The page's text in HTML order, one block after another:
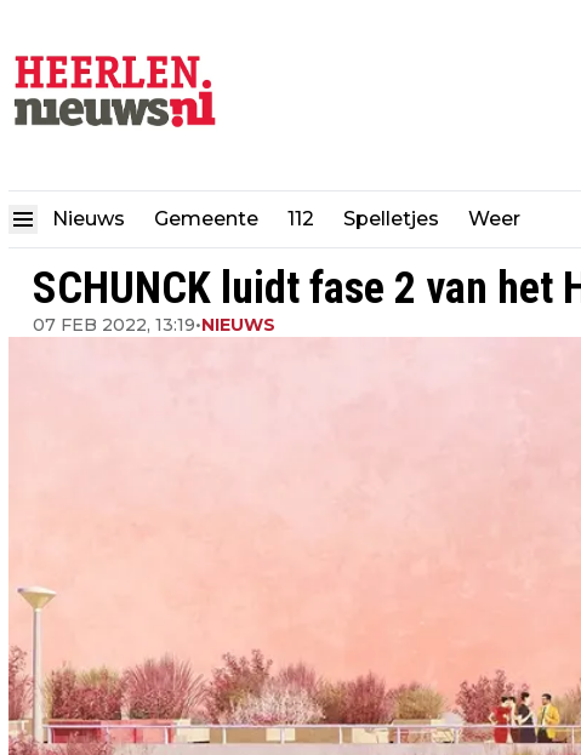
Nieuws Gemeente 112 Spelletjes Weer
SCHUNCK luidt fase 2 van het
07 FEB 2022, 13:19•NIEUWS